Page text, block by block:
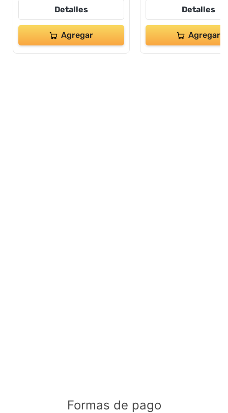
Detalles
Agregar
Detalles
Agregar
Formas de pago